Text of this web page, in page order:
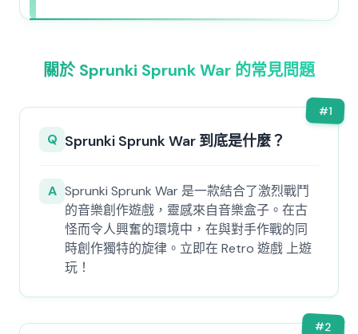
關於 Sprunki Sprunk War 的常見問題
#1
Q Sprunki Sprunk War 到底是什麼？
A Sprunki Sprunk War 是一款結合了激烈戰鬥
的音樂創作遊戲，靈感來自音樂盒子。在古
怪而令人興奮的環境中，在與對手作戰的同
時創作獨特的旋律。立即在 Retro 遊戲 上遊
玩！
#2